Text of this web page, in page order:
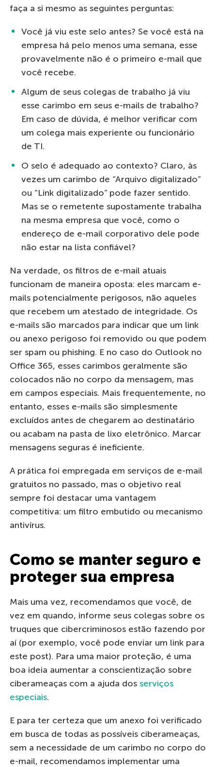
faça a si mesmo as seguintes perguntas:
Você já viu este selo antes? Se você está na
empresa há pelo menos uma semana, esse
provavelmente não é o primeiro e-mail que
você recebe.
Algum de seus colegas de trabalho já viu
esse carimbo em seus e-mails de trabalho?
Em caso de dúvida, é melhor verificar com
um colega mais experiente ou funcionário
de TI.
O selo é adequado ao contexto? Claro, às
vezes um carimbo de “Arquivo digitalizado”
ou “Link digitalizado” pode fazer sentido.
Mas se o remetente supostamente trabalha
na mesma empresa que você, como o
endereço de e-mail corporativo dele pode
não estar na lista confiável?
Na verdade, os filtros de e-mail atuais
funcionam de maneira oposta: eles marcam e-
mails potencialmente perigosos, não aqueles
que recebem um atestado de integridade. Os
e-mails são marcados para indicar que um link
ou anexo perigoso foi removido ou que podem
ser spam ou phishing. E no caso do Outlook no
Office 365, esses carimbos geralmente são
colocados não no corpo da mensagem, mas
em campos especiais. Mais frequentemente, no
entanto, esses e-mails são simplesmente
excluídos antes de chegarem ao destinatário
ou acabam na pasta de lixo eletrônico. Marcar
mensagens seguras é ineficiente.
A prática foi empregada em serviços de e-mail
gratuitos no passado, mas o objetivo real
sempre foi destacar uma vantagem
competitiva: um filtro embutido ou mecanismo
antivírus.
Como se manter seguro e
proteger sua empresa
Mais uma vez, recomendamos que você, de
vez em quando, informe seus colegas sobre os
truques que cibercriminosos estão fazendo por
aí (por exemplo, você pode enviar um link para
este post). Para uma maior proteção, é uma
boa ideia aumentar a conscientização sobre
ciberameaças com a ajuda dos serviços
especiais.
E para ter certeza que um anexo foi verificado
em busca de todas as possíveis ciberameaças,
sem a necessidade de um carimbo no corpo do
e-mail, recomendamos implementar uma